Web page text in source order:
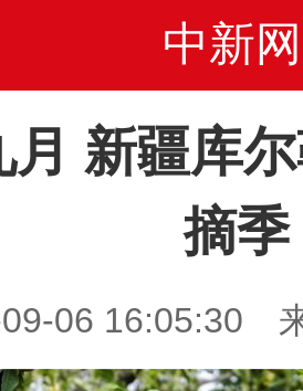
中新网
月 新疆库
摘季
06 16:05:30